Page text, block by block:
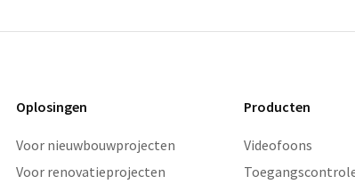
Oplosingen
Voor nieuwbouwprojecten
Voor renovatieprojecten
Producten
Videofoons